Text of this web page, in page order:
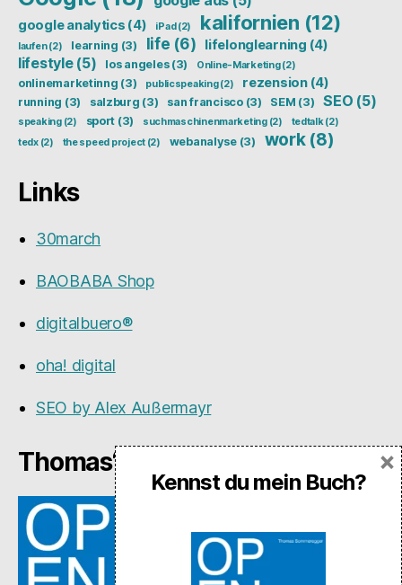
google analytics (4) iPad(2) kalifornien (12)
laufen(2) learning (3) life (6) lifelonglearning (4)
lifestyle(5) los angeles(3) Online-Marketing(2)
onlinemarketinng (3) publicspeaking(2) rezension(4)
running (3) salzburg (3) san francisco(3) SEM (3) SEO (5)
speaking(2) sport (3) suchmaschinenmarketing(2) tedtalk(2)
tedx(2) the speed project (2) webanalyse(3) work(8)
Links
30march
BAOBABA Shop
digitalbuero®
oha! digital
SEO by Alex Außermayr
Thomas‘ Buch OPEN SOURCE
Kennst du mein Buch?
×